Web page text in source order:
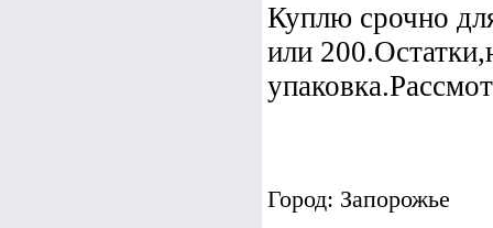
Куплю срочно
или
Город: Запорожье